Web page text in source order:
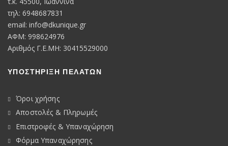
τηλ: 6948687831
email: info@dkunique.gr
ΑΦΜ: 998624976
Αριθμός Γ.Ε.ΜΗ: 30415529000
ΥΠΟΣΤΗΡΙΞΗ ΠΕΛΑΤΩΝ
Όροι χρήσης
Αποστολές & Πληρωμές
Επιστροφές & Υπαναχώρηση
Φόρμα Υπαναχώρησης